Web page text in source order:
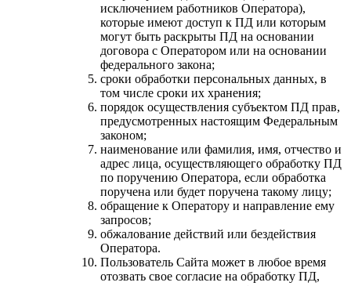
исключением работников Оператора),
которые имеют доступ к ПД или которым
могут быть раскрыты ПД на основании
договора с Оператором или на основании
федерального закона;
сроки обработки персональных данных, в
том числе сроки их хранения;
порядок осуществления субъектом ПД прав,
предусмотренных настоящим Федеральным
законом;
наименование или фамилия, имя, отчество и
адрес лица, осуществляющего обработку ПД
по поручению Оператора, если обработка
поручена или будет поручена такому лицу;
обращение к Оператору и направление ему
запросов;
обжалование действий или бездействия
Оператора.
Пользователь Сайта может в любое время
отозвать свое согласие на обработку ПД,